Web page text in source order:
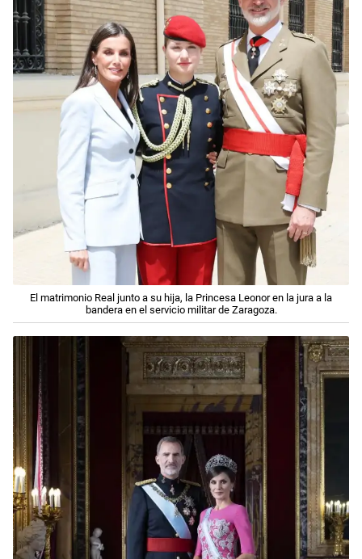
El matrimonio Real junto a su hija, la Princesa Leonor en la jura a la
bandera en el servicio militar de Zaragoza.